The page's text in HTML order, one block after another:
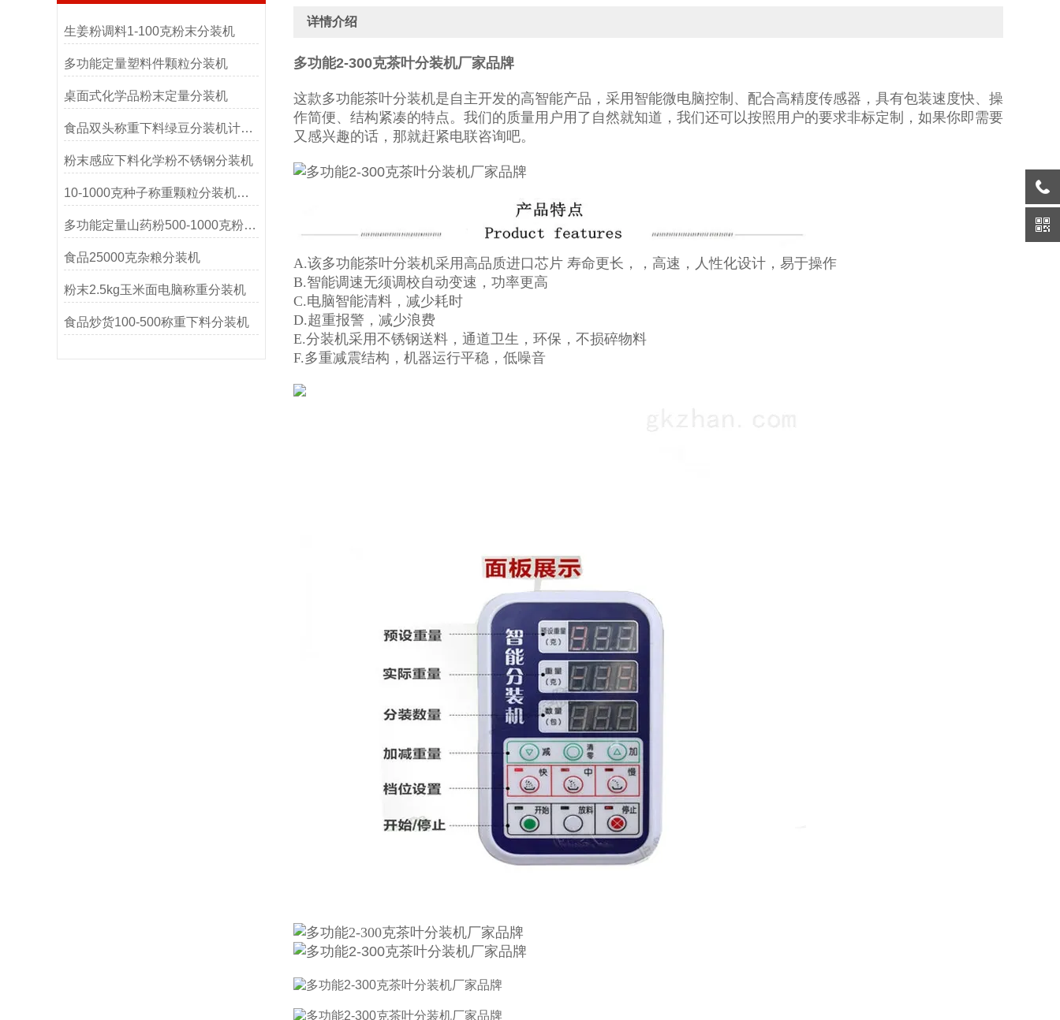
生姜粉调料1-100克粉末分装机
多功能定量塑料件颗粒分装机
桌面式化学品粉末定量分装机
食品双头称重下料绿豆分装机计量精准
粉末感应下料化学粉不锈钢分装机
10-1000克种子称重颗粒分装机操作简单
多功能定量山药粉500-1000克粉末分装机
食品25000克杂粮分装机
粉末2.5kg玉米面电脑称重分装机
食品炒货100-500称重下料分装机
详情介绍
多功能2-300克茶叶分装机厂家品牌
这款多功能茶叶分装机是自主开发的高智能产品，采用智能微电脑控制、配合高精度传感器，具有包装速度快、操
作简便、结构紧凑的特点。我们的质量用户用了自然就知道，我们还可以按照用户的要求非标定制，如果你即需要
又感兴趣的话，那就赶紧电联咨询吧。
A.该多功能茶叶分装机采用高品质进口芯片 寿命更长，，高速，人性化设计，易于操作
B.智能调速无须调校自动变速，功率更高
C.电脑智能清料，减少耗时
D.超重报警，减少浪费
E.分装机采用不锈钢送料，通道卫生，环保，不损碎物料
F.多重减震结构，机器运行平稳，低噪音